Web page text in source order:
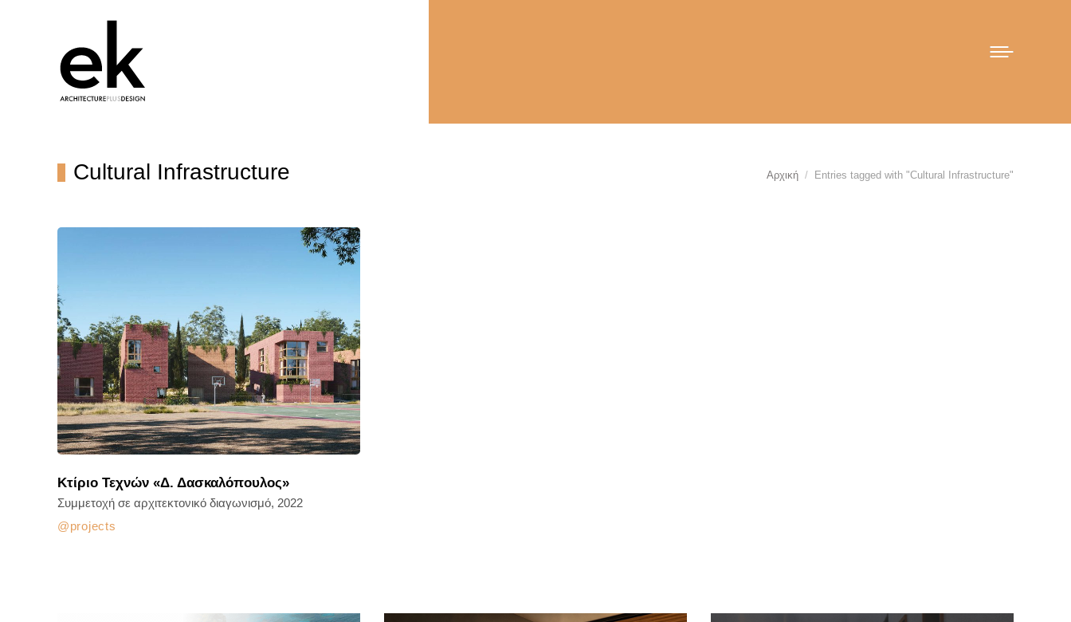
Cultural Infrastructure You are here:
Αρχική Entries tagged with "Cultural Infrastructure"
Κτίριο Τεχνών «Δ. Δασκαλόπουλος»
projects
Συμμετοχή σε αρχιτεκτονικό διαγωνισμό, 2022